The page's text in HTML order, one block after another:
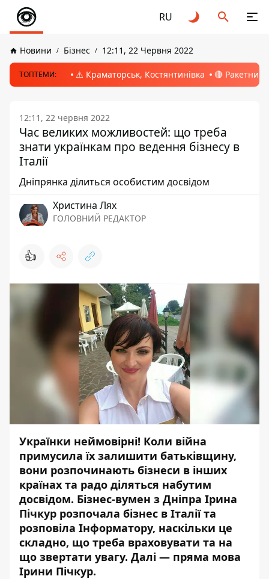
RU
Новини Бізнес 12:11, 22 Червня 2022
ТОПТЕМИ: ⚠️ Краматорськ, Костянтинівка 🔴 Ракетний
12:11, 22 червня 2022
Час великих можливостей: що треба
знати українкам про ведення бізнесу в
Італії
Дніпрянка ділиться особистим досвідом
Христина Лях
ГОЛОВНИЙ РЕДАКТОР
👍
Українки неймовірні! Коли війна
примусила їх залишити батьківщину,
вони розпочинають бізнеси в інших
країнах та радо діляться набутим
досвідом. Бізнес-вумен з Дніпра Ірина
Пічкур розпочала бізнес в Італії та
розповіла Інформатору, наскільки це
складно, що треба враховувати та на
що звертати увагу. Далі — пряма мова
Ірини Пічкур.